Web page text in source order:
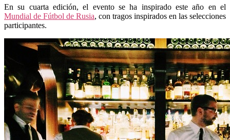
En su cuarta edición, el evento se ha inspirado este año en el
Mundial de Fútbol de Rusia, con tragos inspirados en las selecciones
participantes.